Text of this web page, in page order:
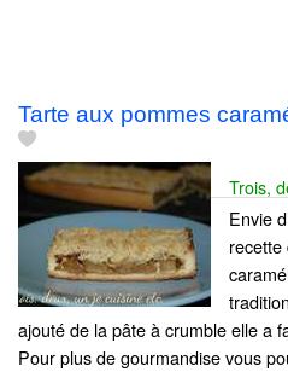
Tarte aux pommes
Trois,
Envie
ajouté de la pâte à crumble elle a
Pour plus de gourmandise vous